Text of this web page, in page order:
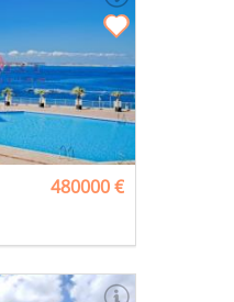
480000 €